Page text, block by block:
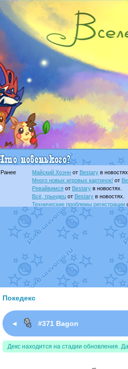
Ранее Майский Хоэнн от Bestary в
Много новых игровых картинок! от
Ревайвимся от Bestary в новостях.
Всё, трындец от Bestary в новостях.
Технические проблемы регистрации
доброе утро славянеот Dakkuв
Йолда и Мимикьюот MavisNyanCat
Недовольный котомангуст
от
The Dark Wishmakerот Randomon в
в
ilovearceus
Raging Boltот GraceDaFox
в
Shadow mismagius от
в
художник
от vicavica в фанарте.
Покедекс
◄ #371 Bagon
Декс находится на стадии обновления.